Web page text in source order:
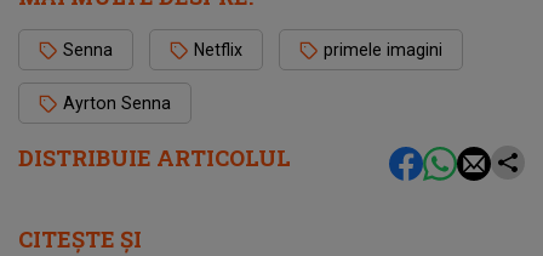
DISTRIBUIE ARTICOLUL
Senna Netflix primele imagini
Ayrton Senna
CITEȘTE ȘI